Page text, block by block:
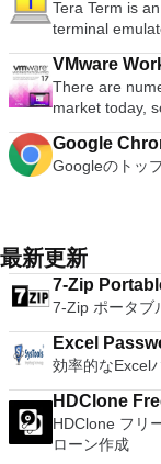
Svenska、
Although it is a
many
adjustment
converter,
It also has
document,
support. Overall, WPS Office 2016 Free is a good alternative
to Microsoft's
processor; the
す。 各デバイ
バイス間の接
の高度なキーが含まれてい
ート。 VNC Connectサブスクリプションには、無料、有料、
試用の3つのバ
ンごとに、
ューターに
に、RealVNC
はすぐに各コ
ューターへの
ードを入力するだけです。 WIN
す。 VNC ViewerのMacバージョンをお探しですか？ここから
ダウンロード
Vimeoで4K
の向上：
およびOculus
注：これは商
Microsoft Office InfoPath
2007。 Microsoft Office PowerPoint 2007。 Microsoft Office
Publisher 2007。 Microsoft Office Visio 2007。
Office Word 2007。 2007 Microsoft Officeプロ
Microsoft
Office system
Office system
す。 システム
との共有も、すべて1
まったく新し
ます。 大好き
楽しくなりま
音楽、ビデオ
しめます。 ど
写真にアクセ
Tera Term is
terminal emulator
computer
supports telnet, SSH
has a built-in
plugins. Key features include: Automatically creates logs with
unique log
ports. Supports
a useful
system
which is easy to master
host
VMware
There are
market today,
place
the easiest to
it comes to
anywhere on
Support - Drag
Restricted and
virtual
Haswell CPU
16 vCPUs,
IPv6 Support -
Machine Video
USB 3.0,
Google
Googleのトッ
最新更新
7-Zip
7-Zip ポータブ
Excel
効率的なExcel
HDClone
HDClone フリ
ローン作成